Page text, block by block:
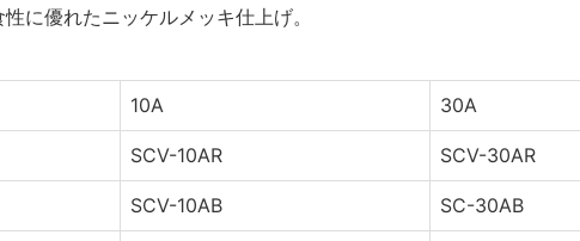
に優れたニッケルメッキ仕上げ。
10A 30A
SCV-10AR SCV-30AR
SCV-10AB SC-30AB